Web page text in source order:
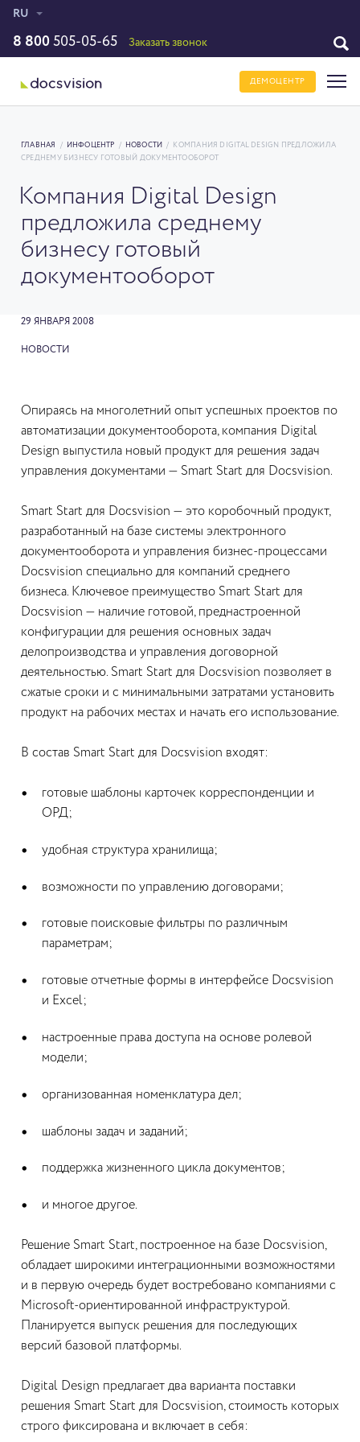
RU
8 800 505-05-65 Заказать звонок
ДЕМОЦЕНТР
ГЛАВНАЯ / ИНФОЦЕНТР / НОВОСТИ /
КОМПАНИЯ DIGITAL DESIGN ПРЕДЛОЖИЛА
СРЕДНЕМУ БИЗНЕСУ ГОТОВЫЙ ДОКУМЕНТООБОРОТ
Компания Digital Design
предложила среднему
бизнесу готовый
документооборот
29 ЯНВАРЯ 2008
НОВОСТИ
Опираясь на многолетний опыт успешных проектов по
автоматизации документооборота, компания Digital
Design выпустила новый продукт для решения задач
управления документами — Smart Start для Docsvision.
Smart Start для Docsvision — это коробочный продукт,
разработанный на базе системы электронного
документооборота и управления бизнес-процессами
Docsvision специально для компаний среднего
бизнеса. Ключевое преимущество Smart Start для
Docsvision — наличие готовой, преднастроенной
конфигурации для решения основных задач
делопроизводства и управления договорной
деятельностью. Smart Start для Docsvision позволяет в
сжатые сроки и с минимальными затратами установить
продукт на рабочих местах и начать его использование.
В состав Smart Start для Docsvision входят:
готовые шаблоны карточек корреспонденции и
ОРД;
удобная структура хранилища;
возможности по управлению договорами;
готовые поисковые фильтры по различным
параметрам;
готовые отчетные формы в интерфейсе Docsvision
и Excel;
настроенные права доступа на основе ролевой
модели;
организованная номенклатура дел;
шаблоны задач и заданий;
поддержка жизненного цикла документов;
и многое другое.
Решение Smart Start, построенное на базе Docsvision,
обладает широкими интеграционными возможностями
и в первую очередь будет востребовано компаниями с
Microsoft-ориентированной инфраструктурой.
Планируется выпуск решения для последующих
версий базовой платформы.
Digital Design предлагает два варианта поставки
решения Smart Start для Docsvision, стоимость которых
строго фиксирована и включает в себя: